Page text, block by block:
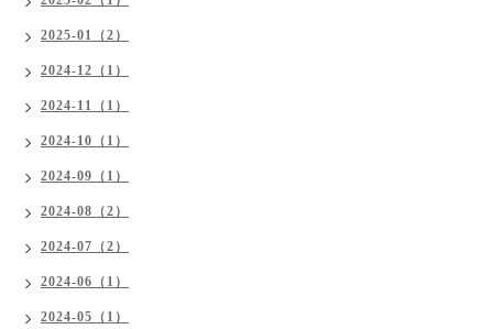
2025-01（2）
2024-12（1）
2024-11（1）
2024-10（1）
2024-09（1）
2024-08（2）
2024-07（2）
2024-06（1）
2024-05（1）